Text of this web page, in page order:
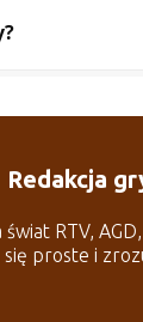
Redakcja
RTV,
proste i